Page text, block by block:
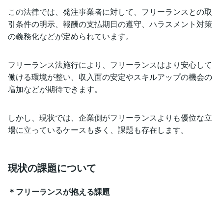
この法律では、発注事業者に対して、フリーランスとの取
引条件の明示、報酬の支払期日の遵守、ハラスメント対策
の義務化などが定められています。
フリーランス法施行により、フリーランスはより安心して
働ける環境が整い、収入面の安定やスキルアップの機会の
増加などが期待できます。
しかし、現状では、企業側がフリーランスよりも優位な立
場に立っているケースも多く、課題も存在します。
現状の課題について
＊フリーランスが抱える課題